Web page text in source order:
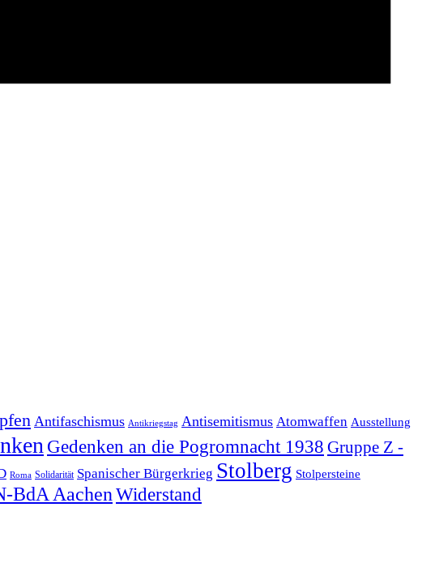
Antifaschismus Antikriegstag Antisemitismus Atomwaffen Ausstellung
Gedenken an die Pogromnacht 1938 Gruppe Z -
Roma Solidarität Spanischer Bürgerkrieg Stolberg Stolpersteine
BdA AachenWiderstand